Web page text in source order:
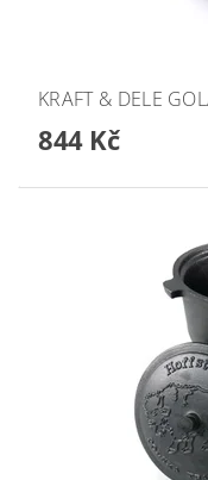
KRAFT & DELE
844 Kč